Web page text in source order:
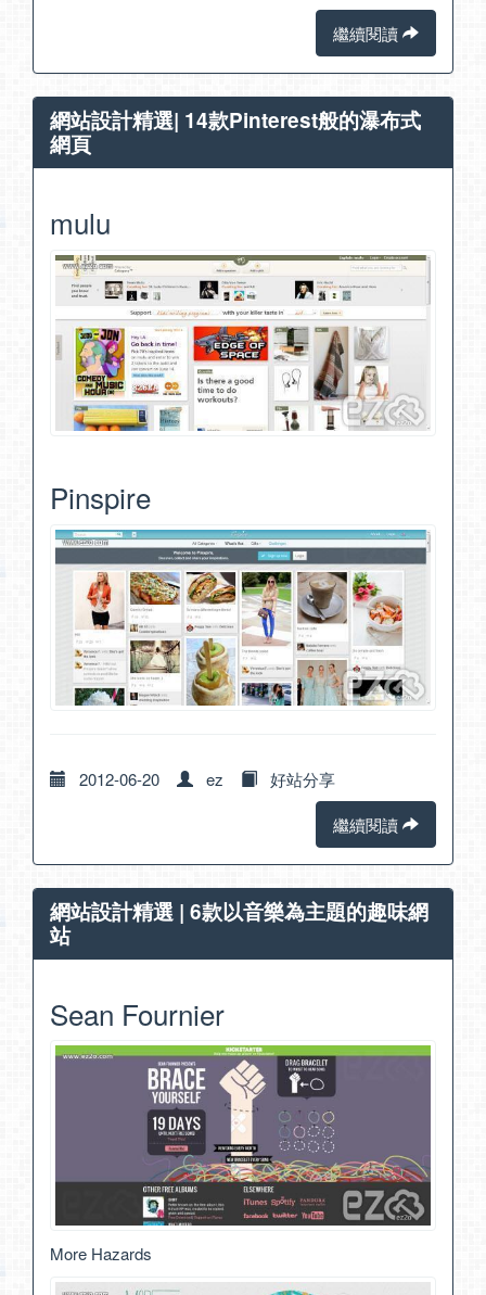
繼續閱讀
網站設計精選| 14款Pinterest般的瀑布式
網頁
mulu
Pinspire
2012-06-20 ez
好站分享
繼續閱讀
網站設計精選 | 6款以音樂為主題的趣味網
站
Sean Fournier
More Hazards